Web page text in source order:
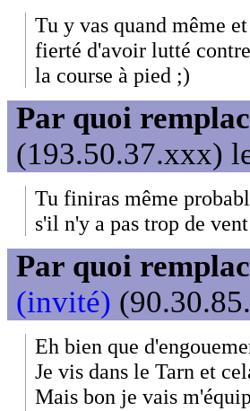
Tu y vas quand même
fierté d'avoir lutté
la course à pied ;)
Par quoi
(193.50.37.xxx)
Tu finiras même
s'il n'y a pas trop de
Par quoi
(invité)
Eh bien que
Je vis dans le Tarn et
Mais bon je vais